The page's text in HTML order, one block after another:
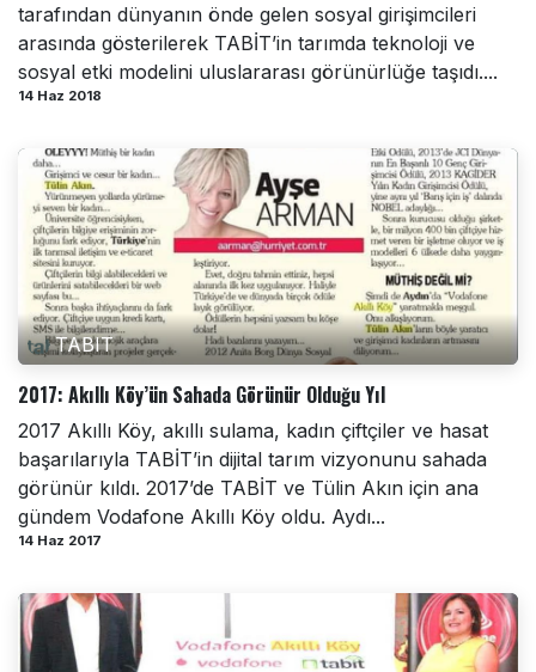
tarafından dünyanın önde gelen sosyal girişimcileri
arasında gösterilerek TABİT’in tarımda teknoloji ve
sosyal etki modelini uluslararası görünürlüğe taşıdı....
14 Haz 2018
TABIT
2017: Akıllı Köy’ün Sahada Görünür Olduğu Yıl
2017 Akıllı Köy, akıllı sulama, kadın çiftçiler ve hasat
başarılarıyla TABİT’in dijital tarım vizyonunu sahada
görünür kıldı. 2017’de TABİT ve Tülin Akın için ana
gündem Vodafone Akıllı Köy oldu. Aydı...
14 Haz 2017